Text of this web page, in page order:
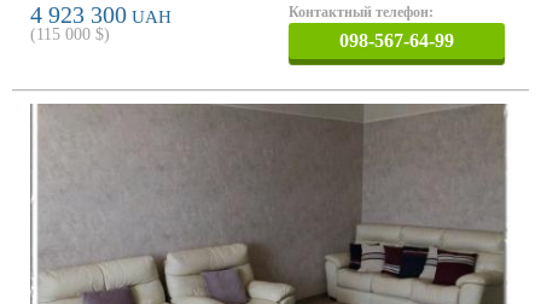
4 923 300 UAH
(115 000 $)
Контактный телефон:
098-567-64-99